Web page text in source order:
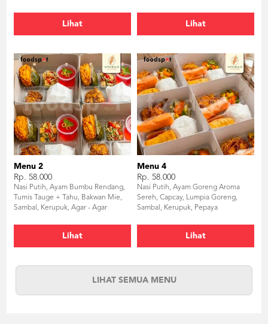
Lihat Lihat
Menu 2
Rp. 58.000
Nasi Putih, Ayam Bumbu Rendang,
Tumis Tauge + Tahu, Bakwan Mie,
Sambal, Kerupuk, Agar - Agar
Lihat
Menu 4
Rp. 58.000
Nasi Putih, Ayam Goreng Aroma
Sereh, Capcay, Lumpia Goreng,
Sambal, Kerupuk, Pepaya
Lihat
LIHAT SEMUA MENU